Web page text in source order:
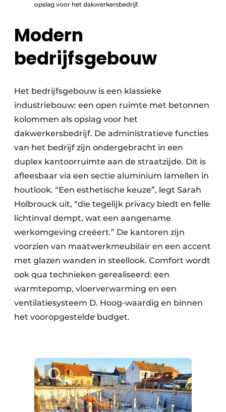
opslag voor het dakwerkersbedrijf.
Modern
bedrijfsgebouw
Het bedrijfsgebouw is een klassieke
industriebouw: een open ruimte met betonnen
kolommen als opslag voor het
dakwerkersbedrijf. De administratieve functies
van het bedrijf zijn ondergebracht in een
duplex kantoorruimte aan de straatzijde. Dit is
afleesbaar via een sectie aluminium lamellen in
houtlook. “Een esthetische keuze”, legt Sarah
Holbrouck uit, “die tegelijk privacy biedt en felle
lichtinval dempt, wat een aangename
werkomgeving creëert.” De kantoren zijn
voorzien van maatwerkmeubilair en een accent
met glazen wanden in steellook. Comfort wordt
ook qua technieken gerealiseerd: een
warmtepomp, vloerverwarming en een
ventilatiesysteem D. Hoog-waardig en binnen
het vooropgestelde budget.